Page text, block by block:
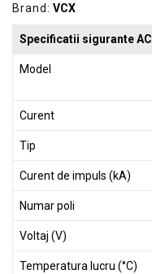
DE
Brand: VCX
Specificatii sigurante AC
Model
Curent
Tip
Curent de impuls (kA)
Numar poli
Voltaj (V)
Temperatura lucru (°C)